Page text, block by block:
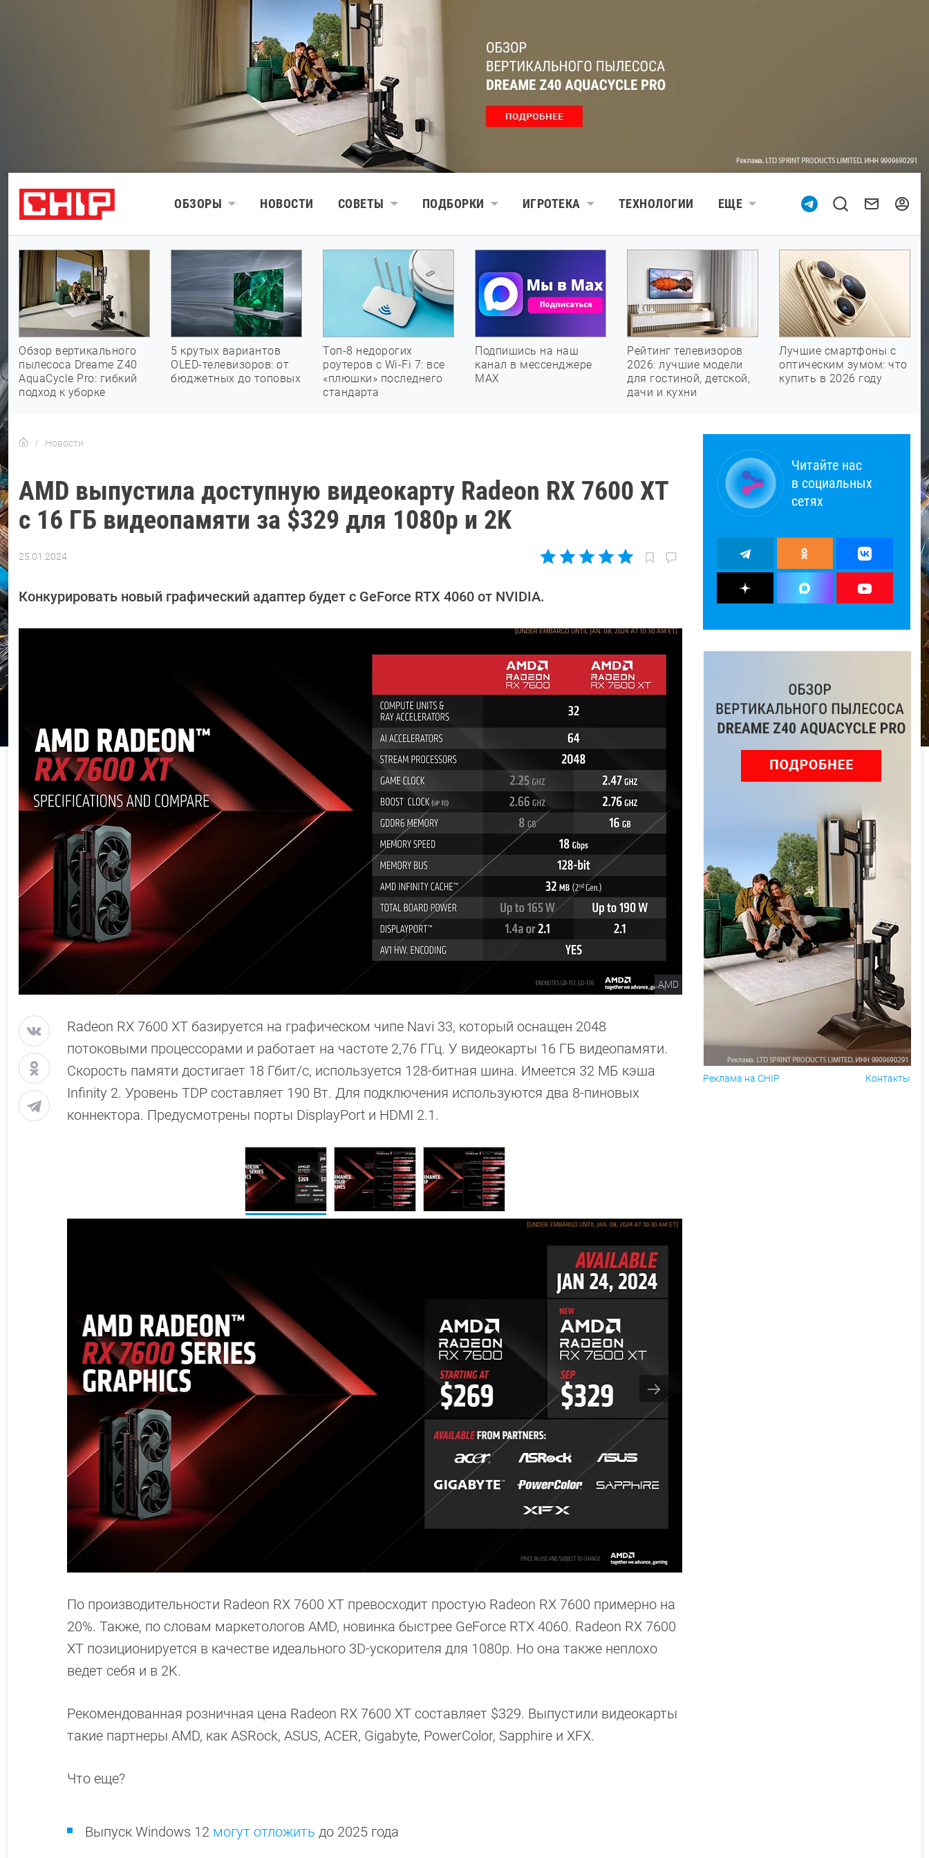
ОБЗОРЫ НОВОСТИ СОВЕТЫ ПОДБОРКИ ИГРОТЕКА ТЕХНОЛОГИИ ЕЩЕ
Обзор вертикального
пылесоса Dreame Z40
AquaCycle Pro: гибкий
подход к уборке
5 крутых вариантов
OLED-телевизоров: от
бюджетных до топовых
Топ-8 недорогих
роутеров с Wi-Fi 7: все
«плюшки» последнего
стандарта
Подпишись на наш
канал в мессенджере
МАХ
Рейтинг телевизоров
2026: лучшие модели
для гостиной, детской,
дачи и кухни
Лучшие смартфоны с
оптическим зумом: что
купить в 2026 году
Новости
AMD выпустила доступную видеокарту Radeon RX 7600 XT
с 16 ГБ видеопамяти за $329 для 1080p и 2K
25.01.2024
Калашников
Конкурировать новый графический адаптер будет с GeForce RTX 4060 от NVIDIA.
AMD
Radeon RX 7600 XT базируется на графическом чипе Navi 33, который оснащен 2048
потоковыми процессорами и работает на частоте 2,76 ГГц. У видеокарты 16 ГБ видеопамяти.
Скорость памяти достигает 18 Гбит/с, используется 128-битная шина. Имеется 32 МБ кэша
Infinity 2. Уровень TDP составляет 190 Вт. Для подключения используются два 8-пиновых
коннектора. Предусмотрены порты DisplayPort и HDMI 2.1.
По производительности Radeon RX 7600 XT превосходит простую Radeon RX 7600 примерно на
20%. Также, по словам маркетологов AMD, новинка быстрее GeForce RTX 4060. Radeon RX 7600
XT позиционируется в качестве идеального 3D-ускорителя для 1080p. Но она также неплохо
ведет себя и в 2K.
Рекомендованная розничная цена Radeon RX 7600 XT составляет $329. Выпустили видеокарты
такие партнеры AMD, как ASRock, ASUS, ACER, Gigabyte, PowerColor, Sapphire и XFX.
Что еще?
Выпуск Windows 12 могут отложить до 2025 года
Читайте нас
в социальных
сетях
Реклама на CHIP Контакты